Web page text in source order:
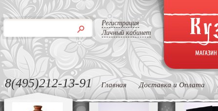
Регистрация
Личный кабинет
8(495)212-13-91 Главная Доставка и Оплата